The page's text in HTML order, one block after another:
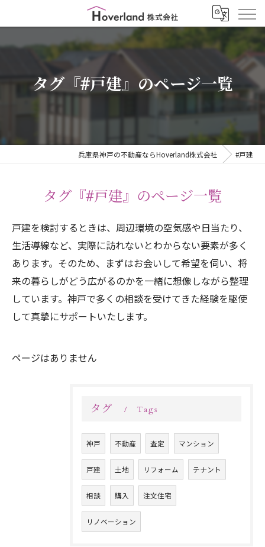
タグ『#戸建』のページ一覧
兵庫県神戸の不動産ならHoverland株式会社 #戸建
タグ『#戸建』のページ一覧
戸建を検討するときは、周辺環境の空気感や日当たり、
生活導線など、実際に訪れないとわからない要素が多く
あります。そのため、まずはお会いして希望を伺い、将
来の暮らしがどう広がるのかを一緒に想像しながら整理
しています。神戸で多くの相談を受けてきた経験を駆使
して真摯にサポートいたします。
ページはありません
タグ Tags
神戸 不動産 査定 マンション
戸建 土地 リフォーム テナント
相談 購入 注文住宅
リノベーション